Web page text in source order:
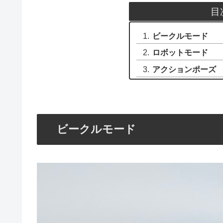
目
ビークルモード
ロボットモード
アクションポーズ
ビークルモード